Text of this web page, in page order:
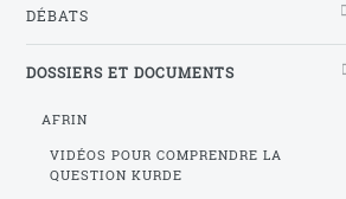
DÉBATS
DOSSIERS ET DOCUMENTS
AFRIN
VIDÉOS POUR COMPRENDRE LA
QUESTION KURDE